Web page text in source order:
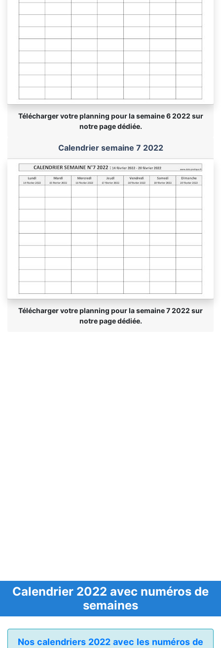
Télécharger votre planning pour la semaine 6 2022 sur
notre page dédiée.
Calendrier semaine 7 2022
Télécharger votre planning pour la semaine 7 2022 sur
notre page dédiée.
Calendrier 2022 avec numéros de
semaines
Nos calendriers 2022 avec les numéros de